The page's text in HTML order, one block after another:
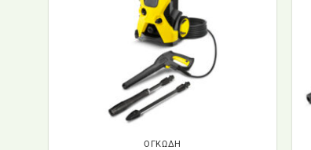
ΟΓΚΩΔΗ